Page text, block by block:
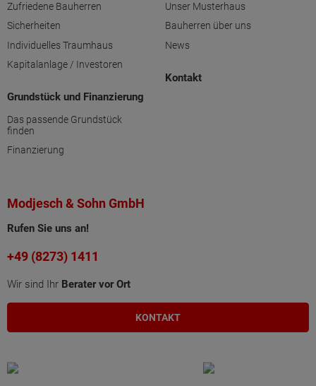
Zufriedene Bauherren
Sicherheiten
Individuelles Traumhaus
Kapitalanlage / Investoren
Grundstück und Finanzierung
Das passende Grundstück
finden
Finanzierung
Unser Musterhaus
Bauherren über uns
News
Kontakt
Modjesch & Sohn GmbH
Rufen Sie uns an!
+49 (8273) 1411
Wir sind Ihr Berater vor Ort
KONTAKT